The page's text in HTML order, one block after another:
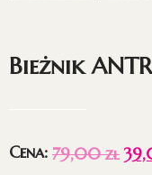
Bieżnik
Cena: 79,00zł